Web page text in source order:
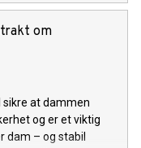
om
sikre at dammen
og er et viktig
dam – og stabil